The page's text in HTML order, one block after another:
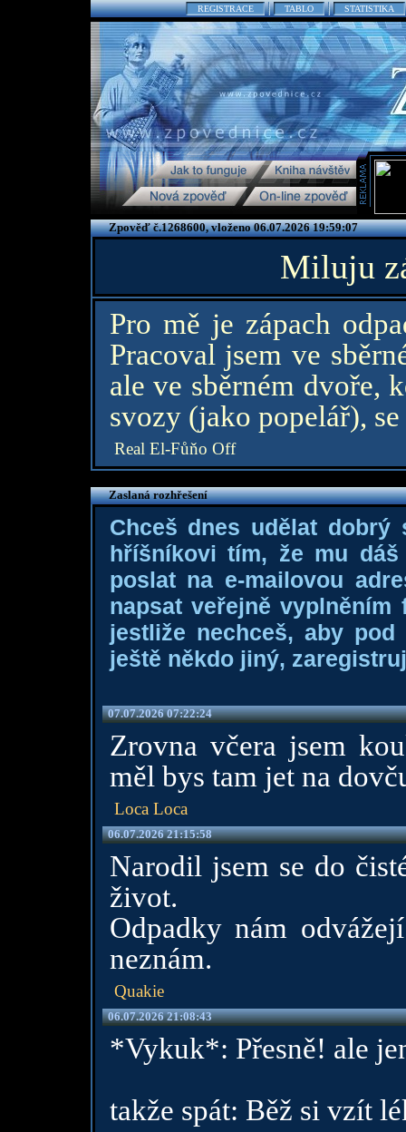
REGISTRACE TABLO STATISTIKA
Zpověď č.1268600, vloženo 06.07.2026 19:59:07
Miluju
Pro mě je zápach
Pracoval jsem ve
ale ve sběrném dvoře,
svozy (jako popelář),
Real El-Fůňo Off
Zaslaná rozhřešení
Chceš dnes udělat dobrý
hříšníkovi tím, že mu
poslat na e-mailovou
napsat veřejně
jestliže nechceš, aby
ještě někdo jiný,
07.07.2026 07:22:24
Zrovna včera jsem
měl bys tam jet na
Loca Loca
06.07.2026 21:15:58
Narodil jsem se do
život.
Odpadky nám
neznám.
Quakie
06.07.2026 21:08:43
*Vykuk*: Přesně! ale
takže spát: Běž si vzít